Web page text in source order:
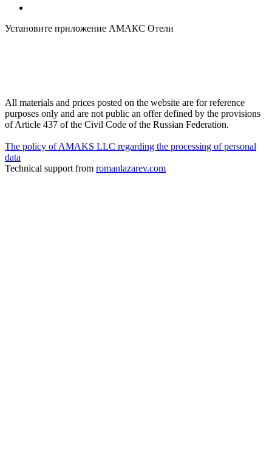
Установите приложение АМАКС Отели
All materials and prices posted on the website are for reference
purposes only and are not public an offer defined by the provisions
of Article 437 of the Civil Code of the Russian Federation.
The policy of AMAKS LLC regarding the processing of personal
data
Technical support from romanlazarev.com